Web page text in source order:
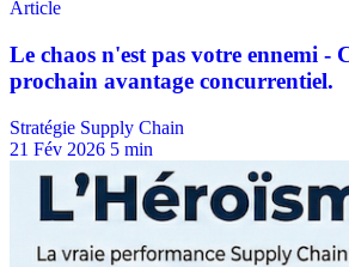
Stratégie Supply Chain
21 Fév 2026 5 min